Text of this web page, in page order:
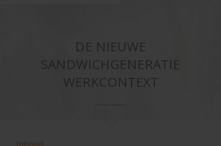
DE NIEUWE
SANDWICHGENERATIE
WERKCONTEXT
Inhoud